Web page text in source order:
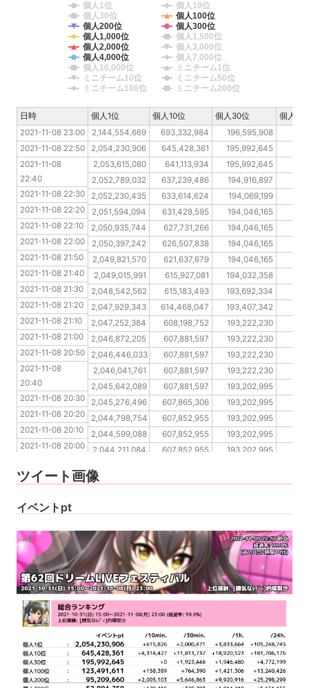
個人1位
個人10位
個人30位
個人100位
個人200位
個人300位
個人1,000位
個人1,500位
個人2,000位
個人3,000位
個人4,000位
個人7,000位
個人10,000位
ミニチーム1位
ミニチーム10位
ミニチーム50位
ミニチーム100位
ミニチーム200位
2021-11-08 23:00 2,144,554,669 693,332,984 196,595,908
2021-11-08 22:50
2,054,230,906 645,428,361 195,992,645
2021-11-08 22:40
2,053,615,080 641,113,934 195,992,645
2021-11-08 22:30
2,052,789,032 637,239,486 194,916,897
2021-11-08 22:20
2,052,230,435 633,614,624 194,069,199
2021-11-08 22:10
2,051,594,094 631,428,595 194,046,165
2021-11-08 22:00
2,050,935,744 627,731,266 194,046,165
2021-11-08 21:50
2,050,397,242 626,507,838 194,046,165
2021-11-08 21:40
2,049,821,570 621,637,679 194,046,165
2021-11-08 21:30
2,049,015,991 615,927,081 194,032,358
2021-11-08 21:20
2,048,542,562 615,183,493 193,692,334
2021-11-08 21:10
2,047,929,343 614,468,047 193,407,342
2021-11-08 21:00
2,047,252,384 608,198,752 193,222,230
2021-11-08 20:50
2,046,872,205 607,881,597 193,222,230
2021-11-08 20:40
2,046,446,033 607,881,597 193,222,230
2021-11-08 20:30
2,046,041,761 607,881,597 193,222,230
2021-11-08 20:20
2,045,642,089 607,881,597 193,202,995
2021-11-08 20:10
2,045,276,496 607,865,306 193,202,995
2021-11-08 20:00
2,044,798,754 607,852,955 193,202,995
2021-11-08 19:50
2,044,599,088 607,852,955 193,202,995
2021-11-08 19:40
2,044,211,084 607,852,955 193,202,995
日時 個人1位 個人10位 個人30位
個人
2021-11-08 23:00
2021-11-08 22:50
2021-11-08
22:40
2021-11-08 22:30
2021-11-08 22:20
2021-11-08 22:10
2021-11-08 22:00
2021-11-08 21:50
2021-11-08 21:40
2021-11-08 21:30
2021-11-08 21:20
2021-11-08 21:10
2021-11-08 21:00
2021-11-08 20:50
2021-11-08
20:40
2021-11-08 20:30
2021-11-08 20:20
2021-11-08 20:10
2021-11-08 20:00
2021-11-08 19:40
日時
ツイート画像
イベントpt